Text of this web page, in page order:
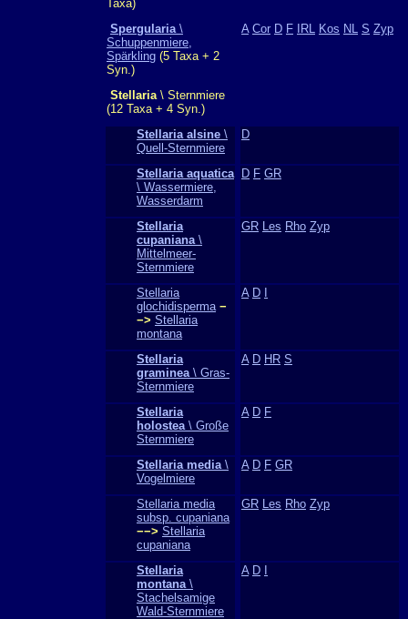
Taxa)
Spergularia\
Schuppenmiere,
Spärkling (5 Taxa + 2
Syn.)
A Cor D F IRL Kos NL S Zyp
Stellaria\ Sternmiere
(12 Taxa + 4 Syn.)
Stellaria alsine \
Quell-Sternmiere
D
Stellaria aquatica
\ Wassermiere,
Wasserdarm
D F GR
Stellaria
cupaniana\
Mittelmeer-
Sternmiere
GR Les Rho Zyp
Stellaria
glochidisperma −
−> Stellaria
montana
A D
Stellaria
graminea\ Gras-
Sternmiere
A D HR S
Stellaria
holostea\ Große
Sternmiere
A D F
Stellaria media\
Vogelmiere
A D F GR
Stellaria media
subsp. cupaniana
−−> Stellaria
cupaniana
GR Les Rho Zyp
Stellaria
montana\
Stachelsamige
Wald-Sternmiere
A D